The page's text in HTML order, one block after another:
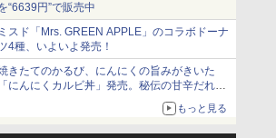
“6639円”で販売中
スド「Mrs. GREEN APPLE」のコラボドーナ
4種、いよいよ発売！
きたてのかるび、にんにくの旨みがきいた
にんにくカルビ丼」発売。秘伝の甘辛だれを
もっと見る